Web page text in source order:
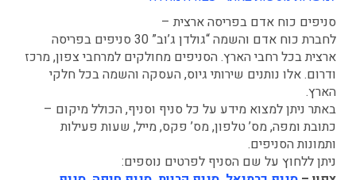
סניפים כוח אדם בפריסה ארצית –
לחברת כוח אדם והשמה “גולדן ג’וב” 30 סניפים בפריסה
ארצית בכל רחבי הארץ. הסניפים מחולקים למרחבי צפון, מרכז
ודרום. אלו נותנים שירותי גיוס, העסקה והשמה בכל חלקי
הארץ.
באתר ניתן למצוא מידע על כל סניף וסניף, הכולל מיקום –
כתובת ומפה, מס’ טלפון, מס’ פקס, מייל, שעות פעילות
ותמונות הסניפים.
ניתן ללחוץ על שם הסניף לפרטים נוספים: